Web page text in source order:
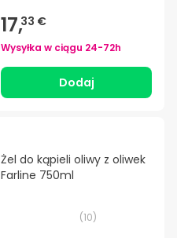
17,33 €
Wysyłka w ciągu 24-72h
Dodaj
Żel do kąpieli oliwy z oliwek
Farline 750ml
(10)